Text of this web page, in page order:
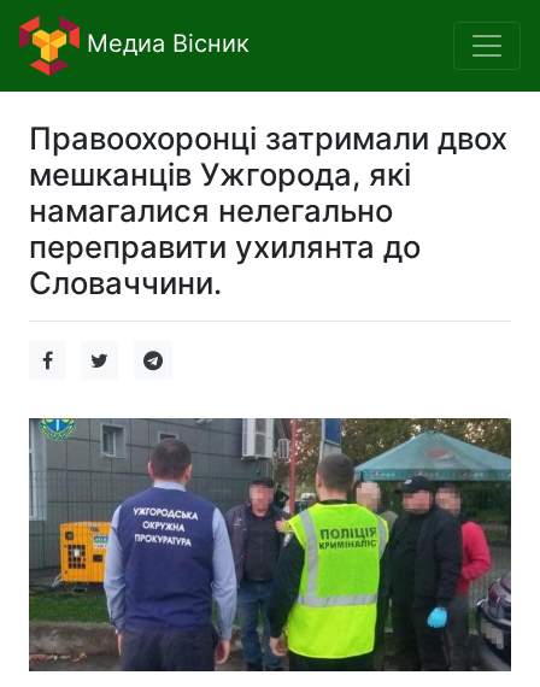
Медиа Вісник
Правоохоронці затримали двох
мешканців Ужгорода, які
намагалися нелегально
переправити ухилянта до
Словаччини.